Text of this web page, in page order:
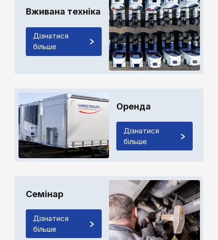
Вживана техніка
Дізнатися
більше
Оренда
Дізнатися
більше
Семінар
Дізнатися
більше